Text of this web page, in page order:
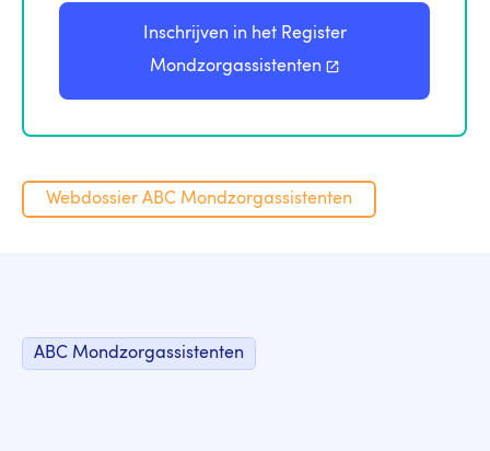
Inschrijven in het Register
Mondzorgassistenten
Webdossier ABC Mondzorgassistenten
ABC Mondzorgassistenten